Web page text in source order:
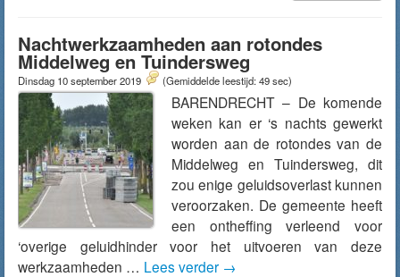
Nachtwerkzaamheden aan rotondes
Middelweg en Tuindersweg
Dinsdag 10 september 2019 (Gemiddelde leestijd: 49 sec)
BARENDRECHT – De komende
weken kan er ‘s nachts gewerkt
worden aan de rotondes van de
Middelweg en Tuindersweg, dit
zou enige geluidsoverlast kunnen
veroorzaken. De gemeente heeft
een ontheffing verleend voor
‘overige geluidhinder voor het uitvoeren van deze
werkzaamheden … Lees verder →